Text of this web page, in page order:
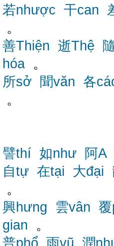
若nhược 干can
。
善Thiện 逝Thệ
hóa 。
所sở
聞văn 各
。
譬thí 如như 阿A
自tự 在tại 大đại
。
興hưng
雲vân
gian 。
普phổ 雨vũ 潤